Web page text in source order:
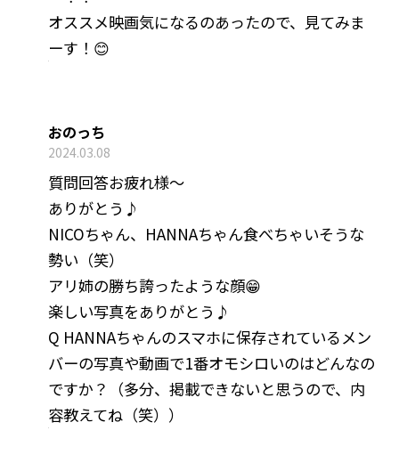
オススメ映画気になるのあったので、見てみま
ーす！😊
おのっち
2024.03.08
質問回答お疲れ様〜
ありがとう♪
NICOちゃん、HANNAちゃん食べちゃいそうな
勢い（笑）
アリ姉の勝ち誇ったような顔😁
楽しい写真をありがとう♪
Q HANNAちゃんのスマホに保存されているメン
バーの写真や動画で1番オモシロいのはどんなの
ですか？（多分、掲載できないと思うので、内
容教えてね（笑））